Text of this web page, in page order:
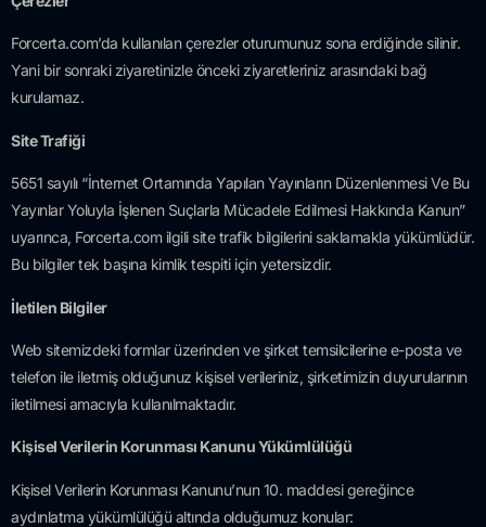
Forcerta.com’da kullanılan çerezler oturumunuz sona erdiğinde silinir.
Yani bir sonraki ziyaretinizle önceki ziyaretleriniz arasındaki bağ
kurulamaz.
Site Trafiği
5651 sayılı“İnternet Ortamında Yapılan Yayınların Düzenlenmesi Ve Bu
Yayınlar Yoluyla İşlenen Suçlarla Mücadele Edilmesi Hakkında Kanun”
uyarınca, Forcerta.com ilgili site trafik bilgilerini saklamakla yükümlüdür.
Bu bilgiler tek başına kimlik tespiti için yetersizdir.
İletilen Bilgiler
Web sitemizdeki formlar üzerinden ve şirket temsilcilerine e-posta ve
telefon ile iletmiş olduğunuz kişisel verileriniz, şirketimizin duyurularının
iletilmesi amacıyla kullanılmaktadır.
Kişisel Verilerin Korunması Kanunu Yükümlülüğü
KişiselVerilerin Korunması Kanunu’nun 10. maddesi gereğince
aydınlatma yükümlülüğü altında olduğumuz konular: